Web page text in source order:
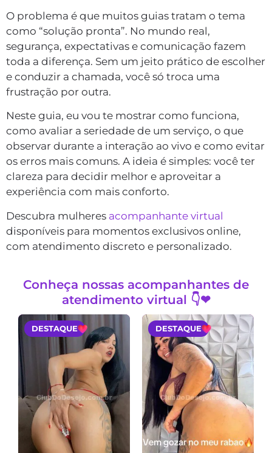
O problema é que muitos guias tratam o tema
como “solução pronta”. No mundo real,
segurança, expectativas e comunicação fazem
toda a diferença. Sem um jeito prático de escolher
e conduzir a chamada, você só troca uma
frustração por outra.
Neste guia, eu vou te mostrar como funciona,
como avaliar a seriedade de um serviço, o que
observar durante a interação ao vivo e como evitar
os erros mais comuns. A ideia é simples: você ter
clareza para decidir melhor e aproveitar a
experiência com mais conforto.
Descubra mulheres acompanhante virtual
disponíveis para momentos exclusivos online,
com atendimento discreto e personalizado.
Conheça nossas acompanhantes de
atendimento virtual 👇❤
DESTAQUE DESTAQUE